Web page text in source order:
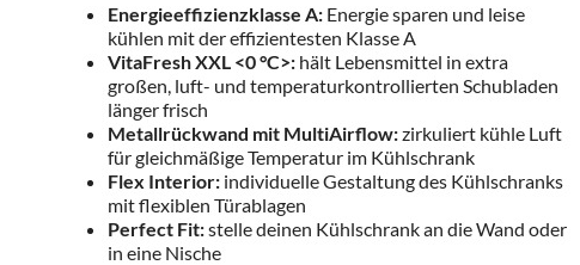
Energieeffizienzklasse A:Energie sparen und leise
kühlen mit der effizientesten Klasse A
VitaFresh XXL <0 °C>:hält Lebensmittel in extra
großen, luft- und temperaturkontrollierten Schubladen
länger frisch
Metallrückwand mit MultiAirflow:zirkuliert kühle Luft
für gleichmäßige Temperatur im Kühlschrank
Flex Interior:individuelle Gestaltung des Kühlschranks
mit flexiblen Türablagen
Perfect Fit:stelle deinen Kühlschrank an die Wand oder
in eine Nische